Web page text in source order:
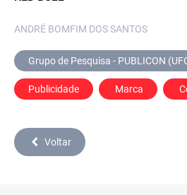
ANDRÉ BOMFIM DOS SANTOS
Grupo de Pesquisa - PUBLICON
Publicidade Marca
Voltar